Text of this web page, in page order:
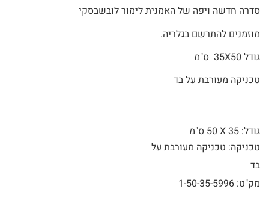
סדרה חדשה ויפה של האמנית לימור לובשבסקי
מוזמנים להתרשם בגלריה.
גודל 35X50 ס"מ
טכניקה מעורבת על בד
גודל: 35 X
50 ס"מ
טכניקה: טכניקה מעורבת על
בד
מק"ט: 1-50-35-5996